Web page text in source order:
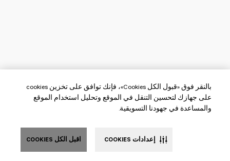
بالنقر فوق «قبول الكل Cookies»، فإنك توافق على تخزين cookies
على جهازك لتحسين التنقل في الموقع وتحليل استخدام الموقع
والمساعدة في جهودنا التسويقية.
اقبل الكل COOKIES إعدادات COOKIES